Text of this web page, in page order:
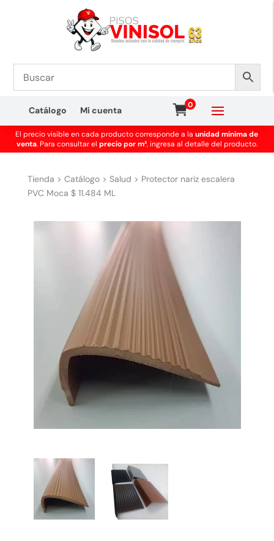
Catálogo Mi cuenta
0
El precio visible en cada producto corresponde a launidad mínima de
venta. Para consultar el precio por m², ingresa al detalle del producto.
Tienda > Catálogo> Salud > Protector nariz escalera
PVC Moca $ 11.484 ML